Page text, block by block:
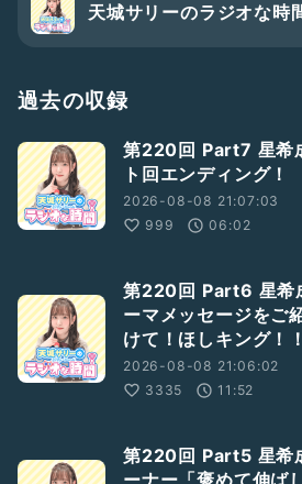
#ナナニジ
天城サリーのラジオな時
過去の収録
第220回 Part7 星希
ト回エンディング！
2026-08-08 21:07:03
999
06:02
第220回 Part6 星希
ーマメッセージをご
けて！ほしキング！
2026-08-08 21:06:02
3335
11:52
第220回 Part5 星希